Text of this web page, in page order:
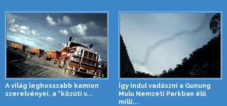
A világ leghosszabb kamion
szerelvényei, a “közúti v...
Így indul vadászni a Gunung
Mulu Nemzeti Parkban élő
milli...